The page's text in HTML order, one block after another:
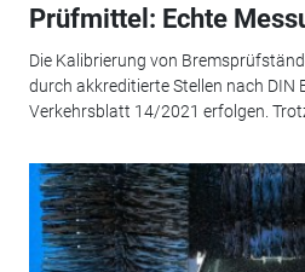
Prüfmittel: Echte
Die Kalibrierung von
durch akkreditierte Stellen nach DIN
Verkehrsblatt 14/2021 erfolgen.